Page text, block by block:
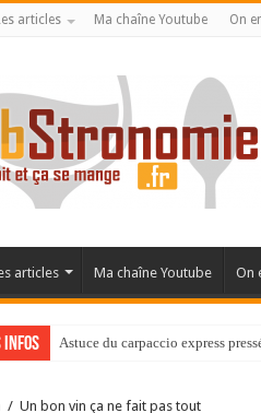
articles Ma chaîne Youtube On
articles Ma chaîne Youtube On
infos Astuce du carpaccio express
/ Un bon vin ça ne fait pas tout